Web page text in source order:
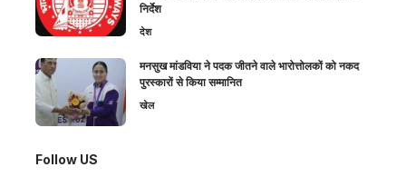
निर्देश
देश
मनसुख मांडविया ने पदक जीतने वाले भारोत्तोलकों को नकद
पुरस्कारों से किया सम्मानित
खेल
Follow US